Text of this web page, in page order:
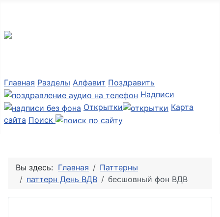
Главная Разделы Алфавит Поздравить
Надписи
Открытки
Карта
сайта Поиск
Вы здесь: Главная
Паттерны
паттерн День ВДВ
бесшовный фон ВДВ